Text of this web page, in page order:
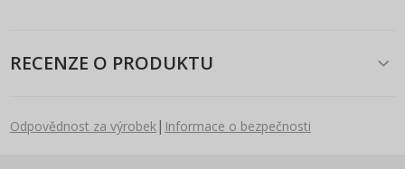
RECENZE O PRODUKTU
Odpovědnost za výrobek| Informace o bezpečnosti